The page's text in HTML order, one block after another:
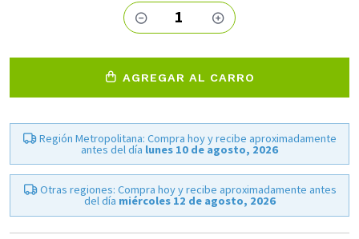
1
AGREGAR AL CARRO
Región Metropolitana: Compra hoy y recibe aproximadamente
antes del día lunes 10 de agosto, 2026
Otras regiones: Compra hoy y recibe aproximadamente antes
del día miércoles 12 de agosto, 2026